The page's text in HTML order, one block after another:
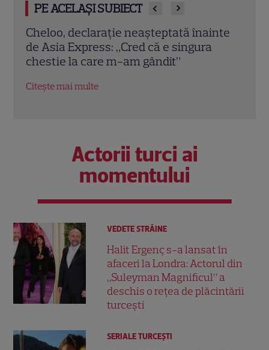
PE ACELAȘI SUBIECT
Cheloo, declarație neașteptată înainte
de Asia Express: „Cred că e singura
chestie la care m-am gândit”
Citește mai multe
Actorii turci ai
momentului
VEDETE STRĂINE
Halit Ergenç s-a lansat în
afaceri la Londra: Actorul din
„Suleyman Magnificul” a
deschis o rețea de plăcintării
turcești
SERIALE TURCEŞTI